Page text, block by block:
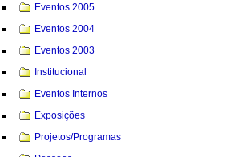
Eventos 2005
Eventos 2004
Eventos 2003
Institucional
Eventos Internos
Exposições
Projetos/Programas